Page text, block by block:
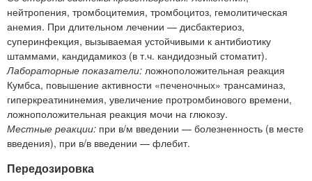
нейтропения, тромбоцитемия, тромбоцитоз, гемолитическая
анемия. При длительном лечении — дисбактериоз,
суперинфекция, вызываемая устойчивыми к антибиотику
штаммами, кандидамикоз (в т.ч. кандидозный стоматит).
Лабораторные показатели: ложноположительная реакция
Кумбса, повышение активности «печеночных» трансаминаз,
гиперкреатининемия, увеличение протромбинового времени,
ложноположительная реакция мочи на глюкозу.
Местные реакции: при в/м введении — болезненность (в месте
введения), при в/в введении — флебит.
Передозировка